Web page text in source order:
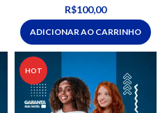
R$100,00
ADICIONAR AO CARRINHO
HOT